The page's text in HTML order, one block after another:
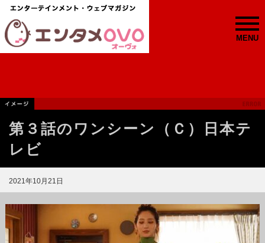
MENU
第３話のワンシーン（Ｃ）日本テ
レビ
2021年10月21日